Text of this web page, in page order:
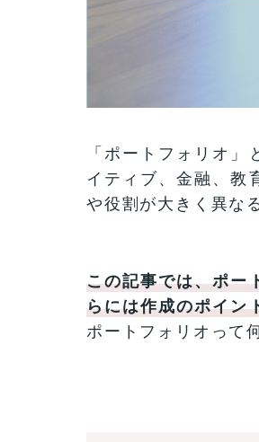
「ポートフォリオ
イティブ、金融、教
や役割が大きく異な
この記事では、ポー
らには作成のポイン
ポートフォリオって